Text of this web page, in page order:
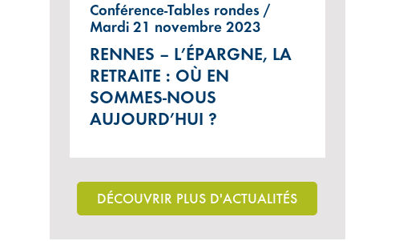
Conférence-Tables rondes /
Mardi 21 novembre 2023
RENNES – L’ÉPARGNE, LA
RETRAITE : OÙ EN
SOMMES-NOUS
AUJOURD’HUI ?
DÉCOUVRIR PLUS D'ACTUALITÉS